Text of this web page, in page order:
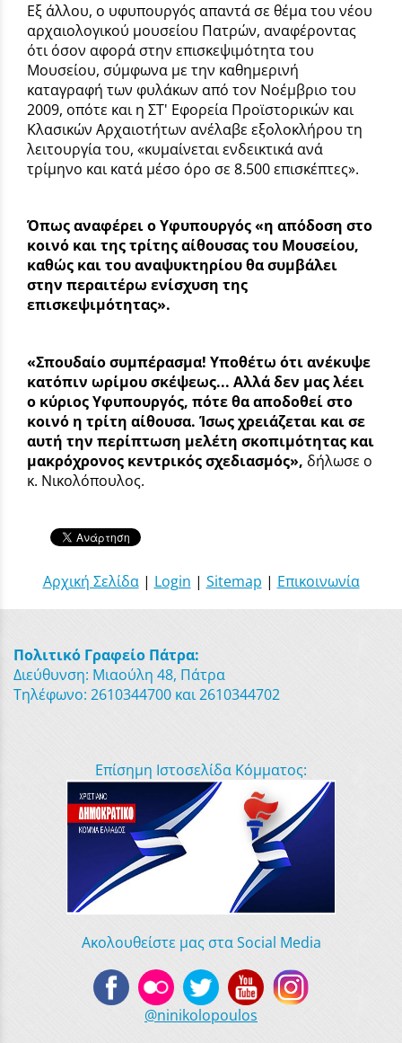
Εξ άλλου, ο υφυπουργός απαντά σε θέμα του νέου
αρχαιολογικού μουσείου Πατρών, αναφέροντας
ότι όσον αφορά στην επισκεψιμότητα του
Μουσείου, σύμφωνα με την καθημερινή
καταγραφή των φυλάκων από τον Νοέμβριο του
2009, οπότε και η ΣΤ' Εφορεία Προϊστορικών και
Κλασικών Αρχαιοτήτων ανέλαβε εξολοκλήρου τη
λειτουργία του, «κυμαίνεται ενδεικτικά ανά
τρίμηνο και κατά μέσο όρο σε 8.500 επισκέπτες».
Όπως αναφέρει ο Υφυπουργός «η απόδοση στο
κοινό και της τρίτης αίθουσας του Μουσείου,
καθώς και του αναψυκτηρίου θα συμβάλει
στην περαιτέρω ενίσχυση της
επισκεψιμότητας».
«Σπουδαίο συμπέρασμα! Υποθέτω ότι ανέκυψε
κατόπιν ωρίμου σκέψεως... Αλλά δεν μας λέει
ο κύριος Υφυπουργός, πότε θα αποδοθεί στο
κοινό η τρίτη αίθουσα. Ίσως χρειάζεται και σε
αυτή την περίπτωση μελέτη σκοπιμότητας και
μακρόχρονος κεντρικός σχεδιασμός», δήλωσε ο
κ. Νικολόπουλος.
Αρχική Σελίδα| Login | Sitemap | Επικοινωνία
Πολιτικό Γραφείο Πάτρα:
Διεύθυνση: Μιαούλη 48, Πάτρα
Τηλέφωνο: 2610344700 και 2610344702
Επίσημη Ιστοσελίδα Κόμματος:
Ακολουθείστε μας στα Social Media
@ninikolopoulos